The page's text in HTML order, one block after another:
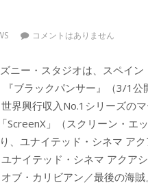
コメントはありません
ニー・スタジオは、スペイ
ブラックパンサー』（3/1
界興行収入No.1シリーズの
ScreenX」（スクリーン・エ
、ユナイテッド・シネマ ア
ナイテッド・シネマ アクア
ブ・カリビアン／最後の海